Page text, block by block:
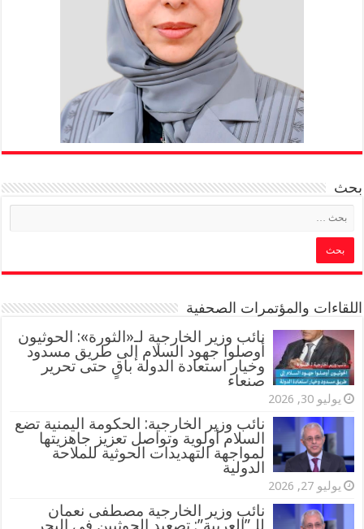
بحث
اللقاءات والمؤتمرات الصحفية
‏نائب وزير الخارجية لـ«الثورة»: الحوثيون
أوصلوا جهود السلام إلى طريق مسدود
وخيار استعادة الدولة باقٍ حتى تحرير
صنعاء
يوليو 30, 2026
نائب وزير الخارجية: الحكومة اليمنية تضع
السلام أولوية وتواصل تعزيز جاهزيتها
لمواجهة التهديدات الحوثية للملاحة
الدولية
يوليو 27, 2026
نائب وزير الخارجية مصطفى نعمان
للـ”العربية”: تصعيد الحوثيين في البحر